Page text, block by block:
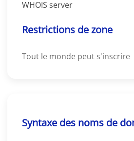
WHOIS server
Restrictions de zone
Tout le monde peut s'inscrire
Syntaxe des noms de